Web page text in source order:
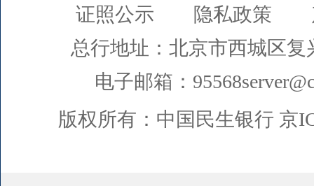
证照公示 隐私政策
总行地址：北京市西城区复
电子邮箱：
版权所有：中国民生银行 京